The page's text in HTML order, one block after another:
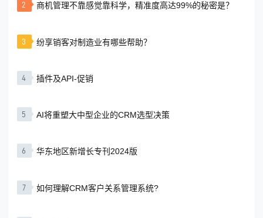
2 商机管理不靠感觉靠科学，精准度高达99%的秘密是？
3 纷享销客对制造业有哪些帮助？
4 插件及API-促销
5 AI将重塑大中型企业的CRM选型决策
6 华东地区新增长专刊2024版
7 如何理解CRM客户关系管理系统?